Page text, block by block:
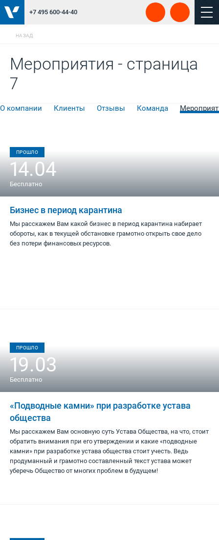
+7 495 600-44-40
НАЗАД
Мероприятия - страница
7
О компании Клиенты Отзывы Команда
ПРОШЛО
14.04
Бесплатно
Бизнес в период карантина
Мы расскажем Вам какой бизнес в период карантина набирает
обороты, как в текущей обстановке грамотно открыть свое дело
без потери финансовых ресурсов.
ПРОШЛО
19.03
Бесплатно
«Подводные камни» при разработке устава
общества
Мы расскажем Вам основную суть Устава Общества, на что, стоит
обратить внимания при его утверждении и какие «подводные
камни» при разработке устава общества стоит учесть. Ведь
продуманный и грамотно составленный текст устава может
уберечь Общество от многих проблем в будущем!